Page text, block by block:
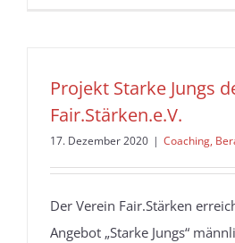
Projekt Starke Jungs
Fair.Stärken.e.V.
17. Dezember 2020 | Coaching,
Der Verein Fair.Stärken
Angebot „Starke Jungs“